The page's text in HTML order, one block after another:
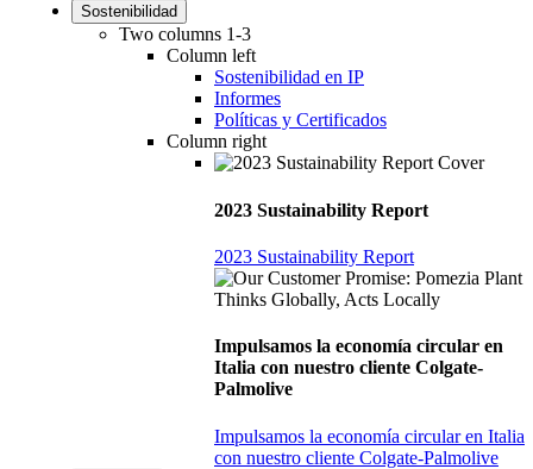
Sostenibilidad
Two columns 1-3
Column left
Sostenibilidad en IP
Informes
Políticas y Certificados
Column right
2023 Sustainability Report
2023 Sustainability Report
Impulsamos la economía circular en
Italia con nuestro cliente Colgate-
Palmolive
Impulsamos la economía circular en Italia
con nuestro cliente Colgate-Palmolive